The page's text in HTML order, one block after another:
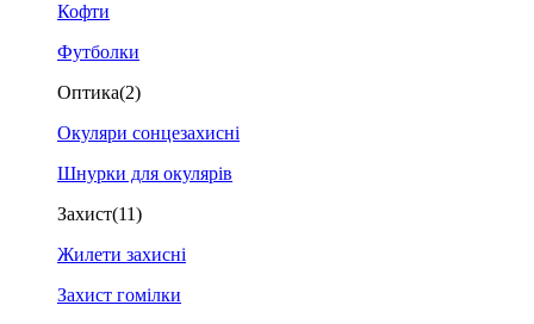
Кофти
Футболки
Оптика(2)
Окуляри сонцезахисні
Шнурки для окулярів
Захист(11)
Жилети захисні
Захист гомілки